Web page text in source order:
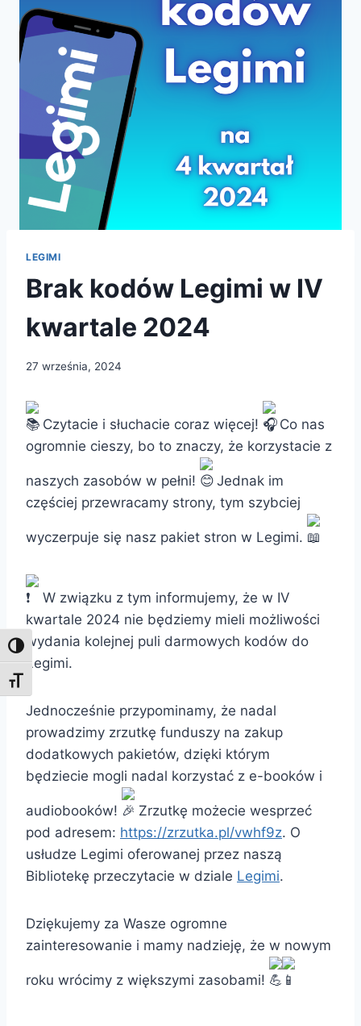
Toggle High Contrast
Toggle Font size
LEGIMI
Brak kodów Legimi w IV
kwartale 2024
27 września, 2024
Czytacie i słuchacie coraz więcej!
Co nas
ogromnie cieszy, bo to znaczy, że korzystacie z
naszych zasobów w pełni!
Jednak im
częściej przewracamy strony, tym szybciej
wyczerpuje się nasz pakiet stron w Legimi.
W związku z tym informujemy, że w IV
kwartale 2024 nie będziemy mieli możliwości
wydania kolejnej puli darmowych kodów do
Legimi.
Jednocześnie przypominamy, że nadal
prowadzimy zrzutkę funduszy na zakup
dodatkowych pakietów, dzięki którym
będziecie mogli nadal korzystać z e-booków i
audiobooków!
Zrzutkę możecie wesprzeć
pod adresem: https://zrzutka.pl/vwhf9z. O
usłudze Legimi oferowanej przez naszą
Bibliotekę przeczytacie w dziale Legimi.
Dziękujemy za Wasze ogromne
zainteresowanie i mamy nadzieję, że w nowym
roku wrócimy z większymi zasobami!